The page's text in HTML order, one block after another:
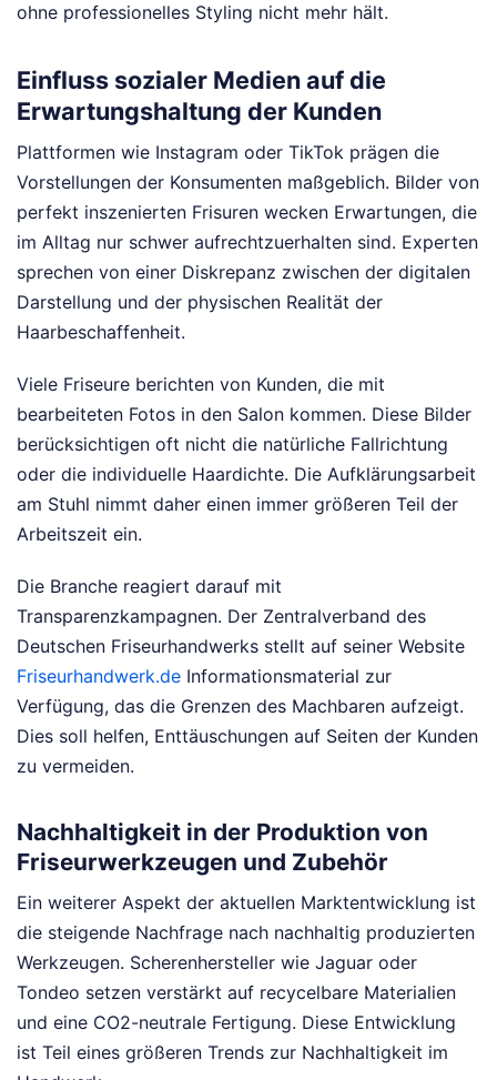
ohne professionelles Styling nicht mehr hält.
Einfluss sozialer Medien auf die
Erwartungshaltung der Kunden
Plattformen wie Instagram oder TikTok prägen die
Vorstellungen der Konsumenten maßgeblich. Bilder von
perfekt inszenierten Frisuren wecken Erwartungen, die
im Alltag nur schwer aufrechtzuerhalten sind. Experten
sprechen von einer Diskrepanz zwischen der digitalen
Darstellung und der physischen Realität der
Haarbeschaffenheit.
Viele Friseure berichten von Kunden, die mit
bearbeiteten Fotos in den Salon kommen. Diese Bilder
berücksichtigen oft nicht die natürliche Fallrichtung
oder die individuelle Haardichte. Die Aufklärungsarbeit
am Stuhl nimmt daher einen immer größeren Teil der
Arbeitszeit ein.
Die Branche reagiert darauf mit
Transparenzkampagnen. Der Zentralverband des
Deutschen Friseurhandwerks stellt auf seiner Website
Friseurhandwerk.de Informationsmaterial zur
Verfügung, das die Grenzen des Machbaren aufzeigt.
Dies soll helfen, Enttäuschungen auf Seiten der Kunden
zu vermeiden.
Nachhaltigkeit in der Produktion von
Friseurwerkzeugen und Zubehör
Ein weiterer Aspekt der aktuellen Marktentwicklung ist
die steigende Nachfrage nach nachhaltig produzierten
Werkzeugen. Scherenhersteller wie Jaguar oder
Tondeo setzen verstärkt auf recycelbare Materialien
und eine CO2-neutrale Fertigung. Diese Entwicklung
ist Teil eines größeren Trends zur Nachhaltigkeit im